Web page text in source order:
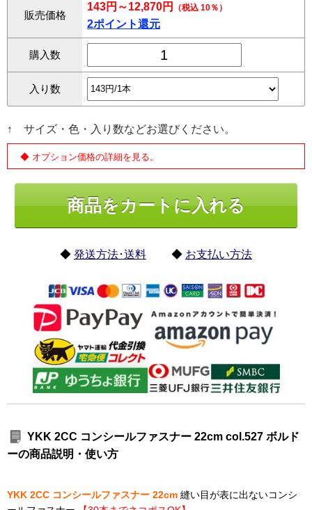
販売価格
143円～12,870円 （税込 10％）
2ポイント還元
購入数
入り数
↑ サイズ・色・入り数などお選びください。
◆ オプション価格の詳細を見る。
◆ 発送方法･送料 ◆ お支払い方法
YKK 2CC コンシールファスナー 22cm col.527 ボルド
ーの商品説明・使い方
YKK 2CC コンシールファスナー 22cm 縫い目が表に出ないコンシ